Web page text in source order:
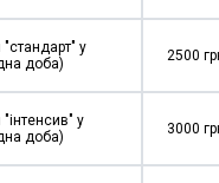
"стандарт" у
доба)
2500
у
доба)
3000